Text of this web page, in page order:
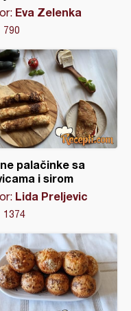
Eva Zelenka
790
palačinke sa
i sirom
Lida Preljevic
1374